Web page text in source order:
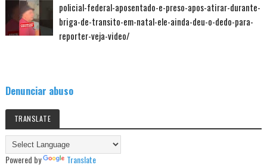
policial-federal-aposentado-e-preso-apos-atirar-durante-
briga-de-transito-em-natal-ele-ainda-deu-o-dedo-para-
reporter-veja-video/
Denunciar abuso
TRANSLATE
Powered by Translate